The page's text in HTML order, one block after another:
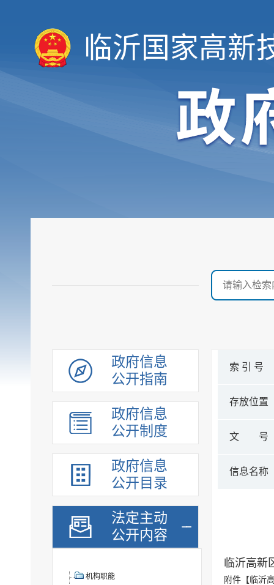
临沂国家高新
政府信息
公开指南
政府信息
公开制度
政府信息
公开目录
法定主动
公开内容
机构职能
索 引 号
存放位置
文 号
信息名称
临沂高新
附件【 临沂